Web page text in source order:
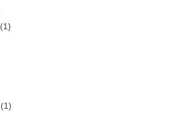
(1)
(1)